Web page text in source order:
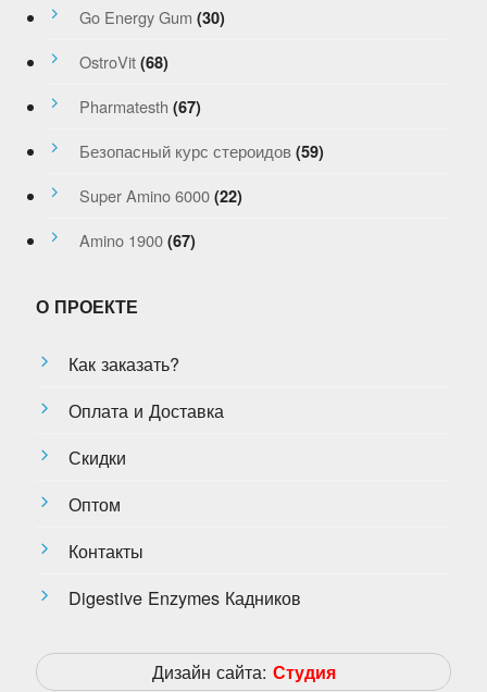
Go Energy Gum (30)
OstroVit (68)
Pharmatesth (67)
Безопасный курс стероидов (59)
Super Amino 6000 (22)
Amino 1900 (67)
О ПРОЕКТЕ
Как заказать?
Оплата и Доставка
Скидки
Оптом
Контакты
Digestive Enzymes Кадников
Дизайн сайта: Студия